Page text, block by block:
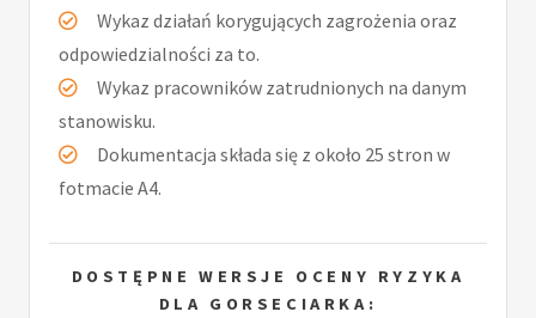
Wykaz działań korygujących zagrożenia oraz
odpowiedzialności za to.
Wykaz pracowników zatrudnionych na danym
stanowisku.
Dokumentacja składa się z około 25 stron w
fotmacie A4.
DOSTĘPNE WERSJE OCENY RYZYKA
DLA GORSECIARKA: